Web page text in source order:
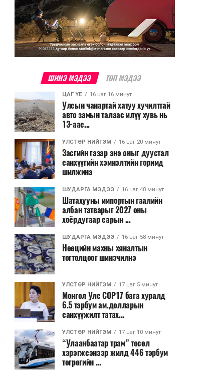
ШИНЭ МЭДЭЭ ТОП МЭДЭЭ
ЦАГ ҮЕ 16 цаг 16 минут
Улсын чанартай хатуу хучилттай
авто замын талаас илүү хувь нь
13-аас...
УЛСТӨР НИЙГЭМ 16 цаг 20 минут
Засгийн газар энэ оныг дуустал
санхүүгийн хэмнэлтийн горимд
шилжинэ
ШУДАРГА МЭДЭЭ 16 цаг 48 минут
Шатахууны импортын гаалийн
албан татварыг 2027 оны
хоёрдугаар сарын ...
ШУДАРГА МЭДЭЭ 16 цаг 58 минут
Нөөцийн махны хяналтын
тогтолцоог шинэчилнэ
УЛСТӨР НИЙГЭМ 17 цаг 5 минут
Монгол Улс COP17 бага хуралд
6.5 тэрбум ам.долларын
санхүүжилт татах...
УЛСТӨР НИЙГЭМ 17 цаг 10 минут
“Улаанбаатар трам” төсөл
хэрэгжсэнээр жилд 446 тэрбум
төгрөгийн ...